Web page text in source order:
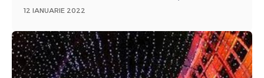
12 IANUARIE 2022